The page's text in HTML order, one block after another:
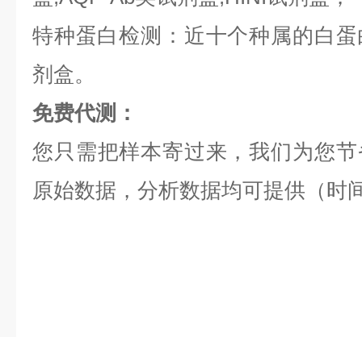
特种蛋白检测：近十个种属的白
剂盒。
免费代测：
您只需把样本寄过来，我们为您
原始数据，分析数据均可提供（时